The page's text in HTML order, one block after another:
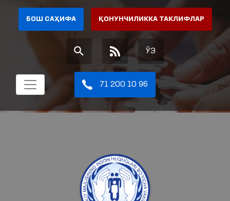
БОШ САҲИФА ҚОНУНЧИЛИККА ТАКЛИФЛАР
ЎЗ
71 200 10 96